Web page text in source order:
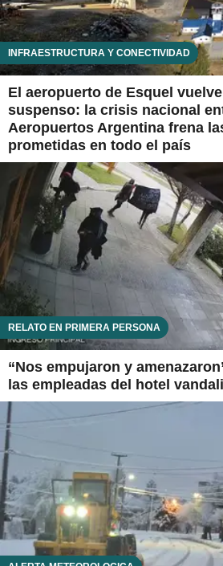
INFRAESTRUCTURA Y CONECTIVIDAD
El aeropuerto de Esquel
suspenso: la crisis nacional
Aeropuertos Argentina frena
prometidas en todo el país
RELATO EN PRIMERA PERSONA
“Nos empujaron y
las empleadas del hotel